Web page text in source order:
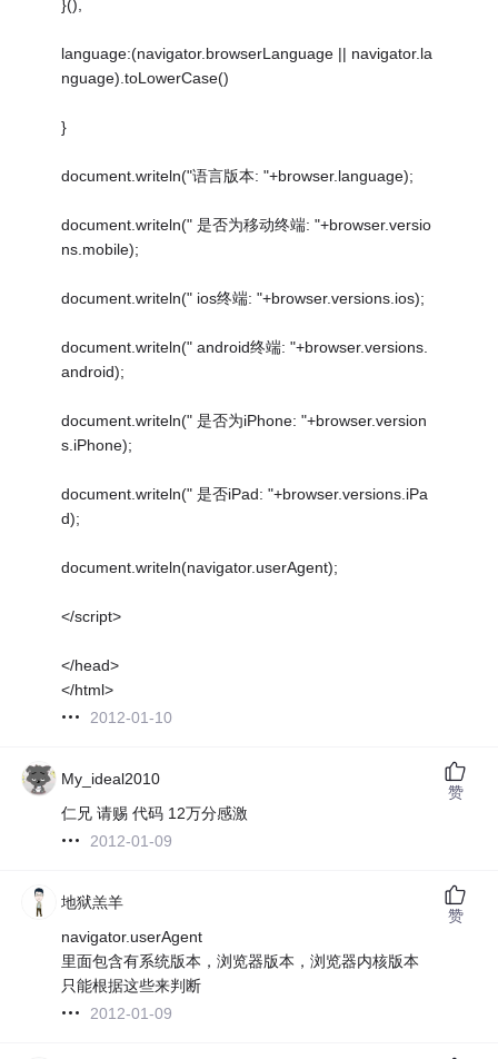
}(),
language:(navigator.browserLanguage || navigator.la
nguage).toLowerCase()
}
document.writeln("语言版本: "+browser.language);
document.writeln(" 是否为移动终端: "+browser.versio
ns.mobile);
document.writeln(" ios终端: "+browser.versions.ios);
document.writeln(" android终端: "+browser.versions.
android);
document.writeln(" 是否为iPhone: "+browser.version
s.iPhone);
document.writeln(" 是否iPad: "+browser.versions.iPa
d);
document.writeln(navigator.userAgent);
</script>
</head>
</html>
2012-01-10
My_ideal2010
仁兄 请赐 代码 12万分感激
2012-01-09
赞
地狱羔羊
navigator.userAgent
里面包含有系统版本，浏览器版本，浏览器内核版本
只能根据这些来判断
2012-01-09
赞